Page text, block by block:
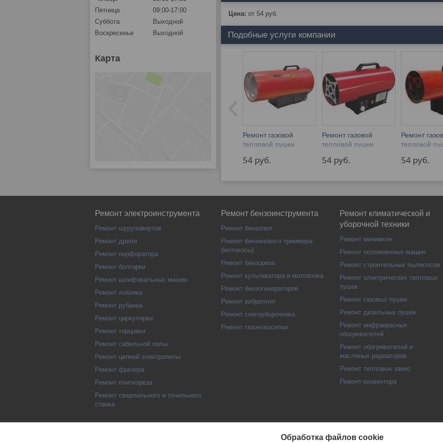
Цена: от 54 руб.
Подобные услуги компании
Ремонт газовой
тепловой пушки
54 руб.
Ремонт газовой
тепловой пушки
54 руб.
Ремонт
тепловой
54 руб.
Пятница
09:00-17:00
Суббота
Выходной
Воскресенье
Выходной
Карта
Ремонт электроинструмента
Ремонт шуруповертов
Ремонт дрели
Ремонт перфоратора
Ремонт болгарки
Ремонт шлифовальных машин
Ремонт лобзика
Ремонт рубанка
Ремонт циркулярки
Ремонт торцовки
Ремонт сабельной пилы
Ремонт цепной электропилы
Ремонт фрезера
Ремонт плиткореза
Ремонт сверлильного и точильного
станка
Ремонт бензоинструмента
Ремонт бензопил
Ремонт бензинового триммера
(мотокосы)
Ремонт бензореза
Ремонт культиватора и мотоблока
Ремонт бензогенераторов
Ремонт виброплит
Ремонт снегоуборочника
Ремонт газонокосилки
Ремонт климатической и
уборочной техники
Ремонт минимоек
Ремонт поломоечных машин
Ремонт строительных пылесосов
Ремонт электрических тепловых
пушек
Ремонт газовых пушек
Ремонт дизельных пушек
Ремонт инфракрасных
обогревателей
Ремонт обогревателей и
масляных радиаторов
Ремонт тепловых завес
Ремонт конвектора
Обработка файлов cookie